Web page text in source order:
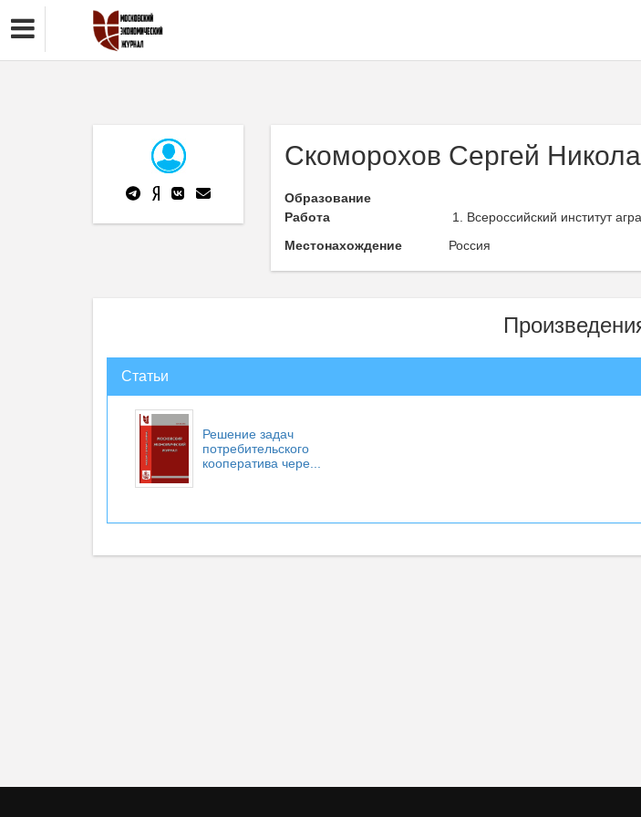
Скоморохов Сергей
Образование
Работа
Всероссийский институт
Местонахождение
Россия
Статьи
Решение задач
потребительского
кооператива чере...